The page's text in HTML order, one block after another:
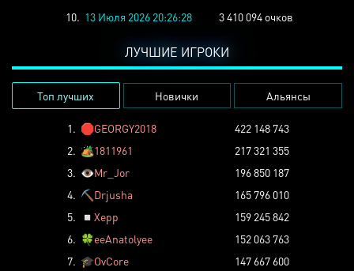
10. 13 Июля 2026 20:26:28 3 410 094 очков
ЛУЧШИЕ ИГРОКИ
Топ лучших Новички Альянсы
1. 🛑GEORGY2018
422 148 743
2. 🏕️1811961
217 321 355
3. 👁️Mr_Jor
196 850 187
4. ⛏️ Drjusha
165 796 010
5.
◽ Xepp
159 245 842
6. 🍀eeAnatolyee
152 063 763
7. 🎓OvCore
147 667 600